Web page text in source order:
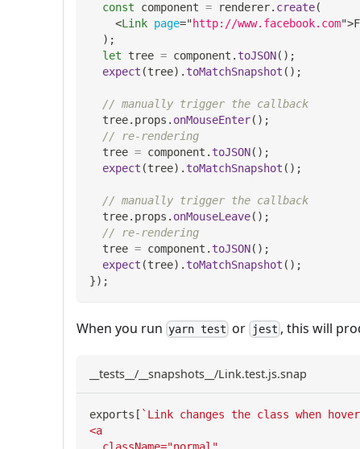
const component = renderer. create(
<Link page="http://www.facebook.com">
) ;
let tree = component . toJSON( ) ;
expect (tree) . toMatchSnapshot ( ) ;
// manually trigger the callback
  tree
. props . onMouseEnter( ) ;
// re-rendering
  tree
= component . toJSON( ) ;
expect (tree) . toMatchSnapshot ( ) ;
// manually trigger the callback
  tree
. props . onMouseLeave( ) ;
// re-rendering
  tree
= component . toJSON( ) ;
expect (tree) . toMatchSnapshot ( ) ;
}) ;
When you run yarn test or jest , this will
__tests__/__snapshots__/Link.test.js.snap
exports [ ` Link changes the class when
<a